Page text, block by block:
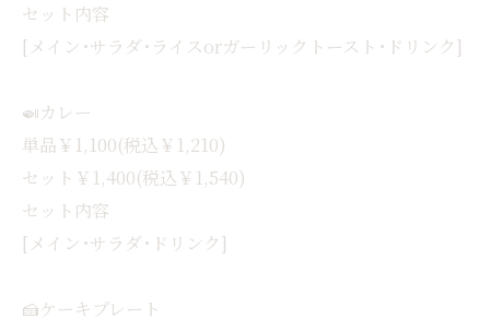
セット内容
[メイン･サラダ･ライスorガーリックトースト･ドリンク]
🍛カレー
単品￥1,100(税込￥1,210)
セット￥1,400(税込￥1,540)
セット内容
[メイン･サラダ･ドリンク]
🍰ケーキプレート